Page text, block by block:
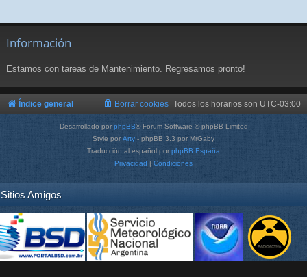
Información
Estamos con tareas de Mantenimiento. Regresamos pronto!
Índice general Todos los horarios son UTC-03:00
Borrar cookies
Desarrollado por phpBB® Forum Software © phpBB Limited
Style por Arty - phpBB 3.3 por MrGaby
Traducción al español por phpBB España
Privacidad | Condiciones
Sitios Amigos